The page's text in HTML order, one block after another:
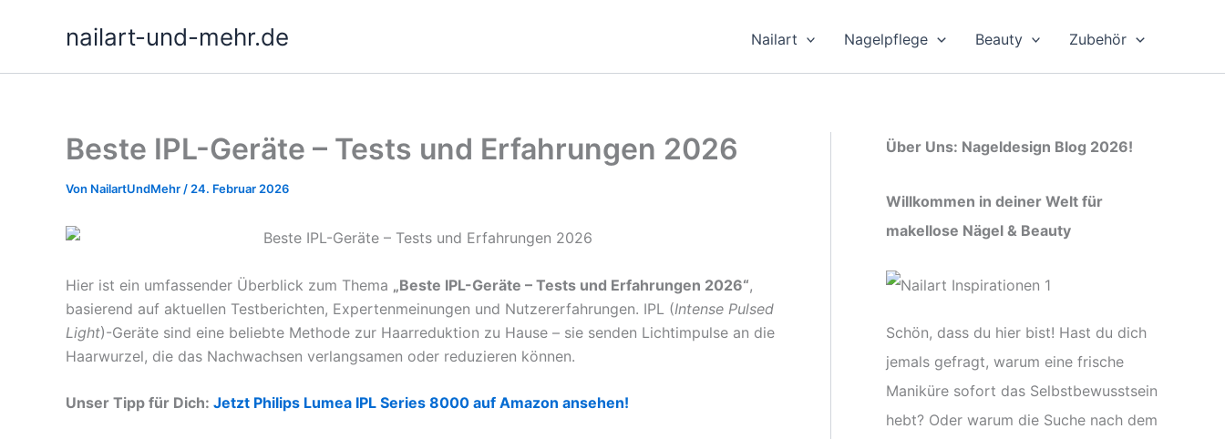
nailart-und-mehr.de Nailart Nagelpflege Beauty Zubehör
Beste IPL-Geräte – Tests und Erfahrungen 2026
Von NailartUndMehr / 24. Februar 2026
Hier ist ein umfassender Überblick zum Thema „Beste IPL-Geräte – Tests und Erfahrungen 2026“,
basierend auf aktuellen Testberichten, Expertenmeinungen und Nutzererfahrungen. IPL (Intense Pulsed
Light)-Geräte sind eine beliebte Methode zur Haarreduktion zu Hause – sie senden Lichtimpulse an die
Haarwurzel, die das Nachwachsen verlangsamen oder reduzieren können.
Unser Tipp für Dich: Jetzt Philips Lumea IPL Series 8000 auf Amazon ansehen!
Über Uns: Nageldesign Blog 2026!
Willkommen in deiner Welt für
makellose Nägel & Beauty
Schön, dass du hier bist! Hast du dich
jemals gefragt, warum eine frische
Maniküre sofort das Selbstbewusstsein
hebt? Oder warum die Suche nach dem